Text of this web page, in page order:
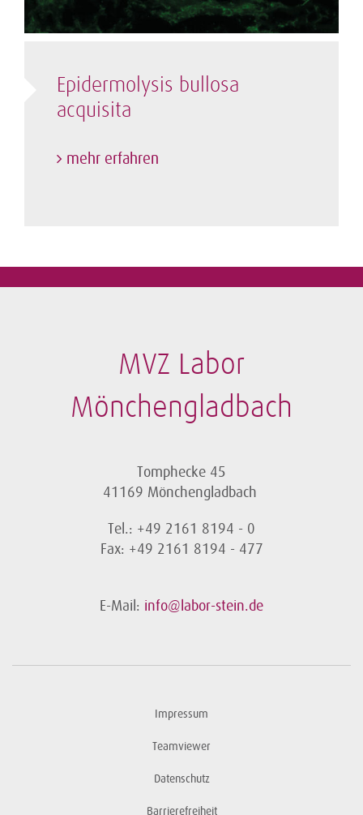
Epidermolysis bullosa
acquisita
mehr erfahren
MVZ Labor
Mönchengladbach
Tomphecke 45
41169 Mönchengladbach
Tel.: +49 2161 8194 - 0
Fax: +49 2161 8194 - 477
E-Mail: info@labor-stein.de
Impressum
Teamviewer
Datenschutz
Barrierefreiheit